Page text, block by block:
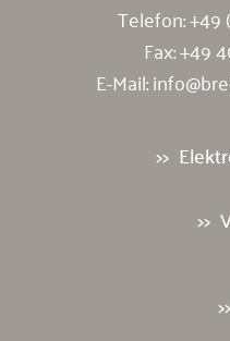
Telefon:+49
Fax: +49
E-Mail: